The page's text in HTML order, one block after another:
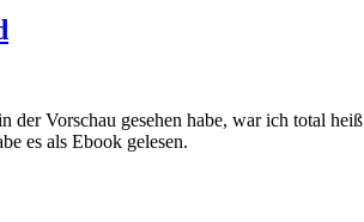
Vorschau gesehen habe, war ich total
es als Ebook gelesen.